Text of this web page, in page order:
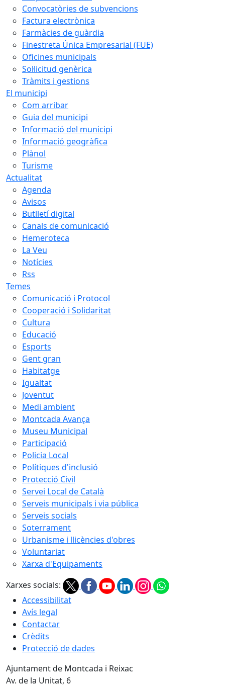
Convocatòries de subvencions
Factura electrònica
Farmàcies de guàrdia
Finestreta Única Empresarial (FUE)
Oficines municipals
Sol·licitud genèrica
Tràmits i gestions
El municipi
Com arribar
Guia del municipi
Informació del municipi
Informació geogràfica
Plànol
Turisme
Actualitat
Agenda
Avisos
Butlletí digital
Canals de comunicació
Hemeroteca
La Veu
Notícies
Rss
Temes
Comunicació i Protocol
Cooperació i Solidaritat
Cultura
Educació
Esports
Gent gran
Habitatge
Igualtat
Joventut
Medi ambient
Montcada Avança
Museu Municipal
Participació
Policia Local
Polítiques d'inclusió
Protecció Civil
Servei Local de Català
Serveis municipals i via pública
Serveis socials
Soterrament
Urbanisme i llicències d'obres
Voluntariat
Xarxa d'Equipaments
Xarxes socials:
Accessibilitat
Avís legal
Contactar
Crèdits
Protecció de dades
Ajuntament de Montcada i Reixac
Av. de la Unitat, 6